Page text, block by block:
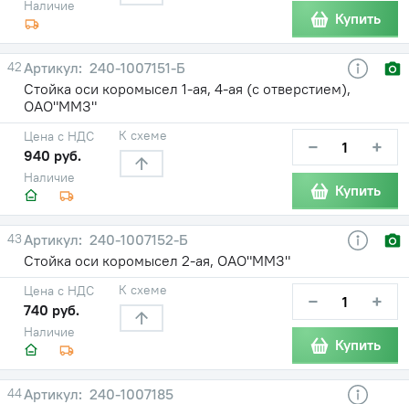
Наличие
Купить
42
240-1007151-Б
Стойка оси коромысел 1-ая, 4-ая (с отверстием),
ОАО"ММЗ"
Наличие
Цена с НДС
940 руб.
К схеме − +
Купить
43
240-1007152-Б
Стойка оси коромысел 2-ая, ОАО"ММЗ"
Наличие
Цена с НДС
740 руб.
К схеме − +
Купить
44
240-1007185